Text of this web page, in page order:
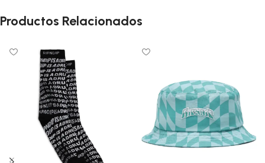
Productos Relacionados